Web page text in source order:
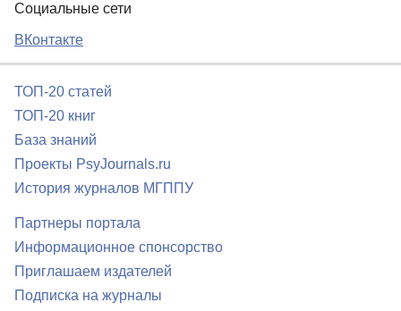
Социальные сети
ВКонтакте
ТОП-20 статей
ТОП-20 книг
База знаний
Проекты PsyJournals.ru
История журналов МГППУ
Партнеры портала
Информационное спонсорство
Приглашаем издателей
Подписка на журналы